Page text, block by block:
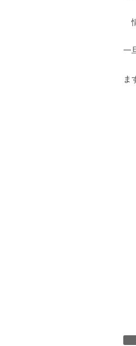
一
ま